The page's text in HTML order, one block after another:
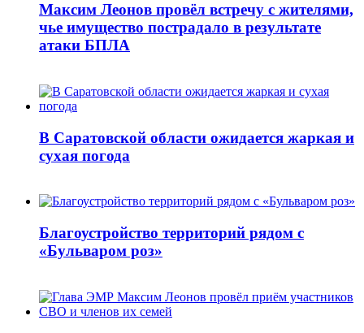
Максим Леонов провёл встречу с жителями,
чье имущество пострадало в результате
атаки БПЛА
В Саратовской области ожидается жаркая и
сухая погода
Благоустройство территорий рядом с
«Бульваром роз»